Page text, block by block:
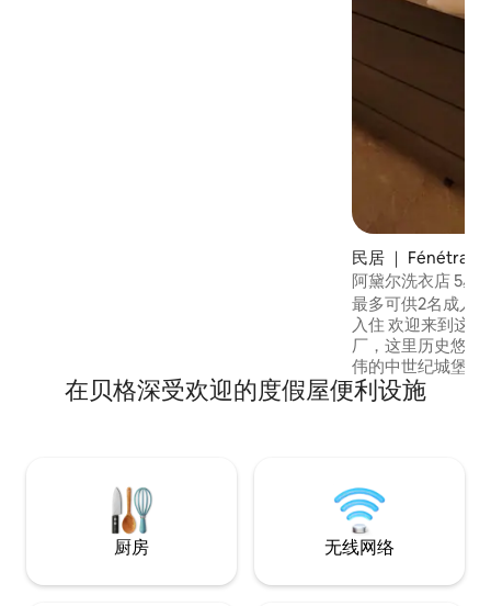
民居 ｜
阿黛尔
最多可供2名成人
入住 欢迎来到这座1700年代的古老的制革
厂，这里历史悠久
伟的中世纪城堡脚
了古老的魅力和现
忘的住宿体验 配备水疗和桑拿的完全私人
景观
在贝格深受欢迎的度假屋便利设施
厨房 无线网络